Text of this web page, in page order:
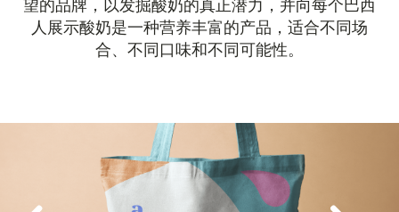
望的品牌，以发掘酸奶的真正潜力，并向每个巴西
人展示酸奶是一种营养丰富的产品，适合不同场
合、不同口味和不同可能性。